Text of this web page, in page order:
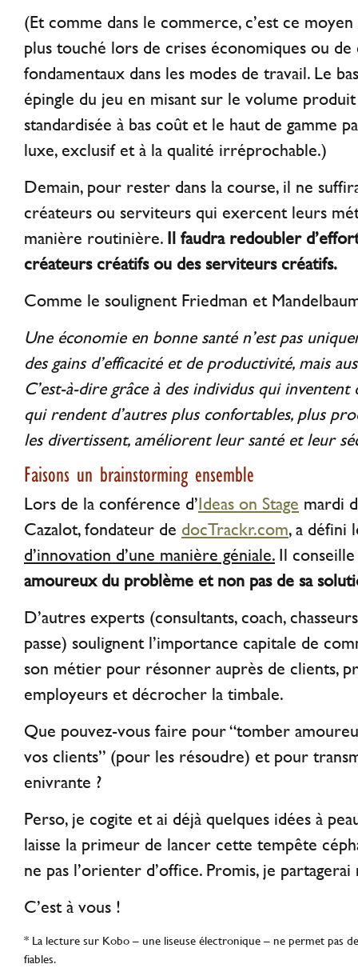
(Et comme dans le commerce, c’est ce
plus touché lors de crises économiques ou de
fondamentaux dans les modes de travail. Le
épingle du jeu en misant sur le volume
standardisée à bas coût et le haut de gamme
luxe, exclusif et à la qualité irréprochable.)
Demain, pour rester dans la course, il ne
créateurs ou serviteurs qui exercent leurs
manière routinière. Il faudra redoubler
créateurs créatifs ou des serviteurs créatifs.
Comme le soulignent Friedman et
Une économie en bonne santé n’est pas
des gains d’efficacité et de productivité, mais
C’est-à-dire grâce à des individus qui
qui rendent d’autres plus confortables, plus
les divertissent, améliorent leur santé et leur
Faisons un brainstorming ensemble
Lors de la conférence d’Ideas on Stage mardi
Cazalot, fondateur de docTrackr.com, a défini
d’innovation d’une manière géniale. Il
amoureux du problème et non pas de sa
D’autres experts (consultants, coach,
passe) soulignent l’importance capitale de
son métier pour résonner auprès de clients,
employeurs et décrocher la timbale.
Que pouvez-vous faire pour “tomber
vos clients” (pour les résoudre) et pour
enivrante ?
Perso, je cogite et ai déjà quelques idées à
laisse la primeur de lancer cette tempête
ne pas l’orienter d’office. Promis, je
C’est à vous !
* La lecture sur Kobo – une liseuse électronique – ne permet pas
fiables.